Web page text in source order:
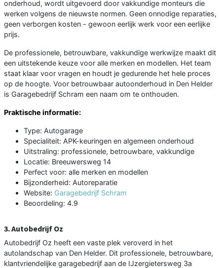
onderhoud, wordt uitgevoerd door vakkundige monteurs die
werken volgens de nieuwste normen. Geen onnodige reparaties,
geen verborgen kosten - gewoon eerlijk werk voor een eerlijke
prijs.
De professionele, betrouwbare, vakkundige werkwijze maakt dit
een uitstekende keuze voor alle merken en modellen. Het team
staat klaar voor vragen en houdt je gedurende het hele proces
op de hoogte. Voor betrouwbaar autoonderhoud in Den Helder
is Garagebedrijf Schram een naam om te onthouden.
Praktische informatie:
Type: Autogarage
Specialiteit: APK-keuringen en algemeen onderhoud
Uitstraling: professionele, betrouwbare, vakkundige
Locatie: Breeuwersweg 14
Perfect voor: alle merken en modellen
Bijzonderheid: Autoreparatie
Website: Garagebedrijf Schram
Beoordeling: 4.9
3. Autobedrijf Oz
Autobedrijf Oz heeft een vaste plek veroverd in het
autolandschap van Den Helder. Dit professionele, betrouwbare,
klantvriendelijke garagebedrijf aan de IJzergietersweg 3a